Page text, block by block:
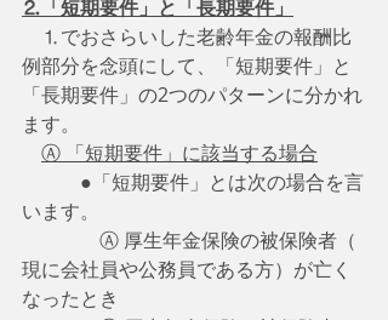
⒉「短期要件」と「長期要件」
⒈でおさらいした老齢年金の報酬比
例部分を念頭にして、「短期要件」と
「長期要件」の2つのパターンに分かれ
ます。
Ⓐ 「短期要件」に該当する場合
●「短期要件」とは次の場合を言
います。
Ⓐ 厚生年金保険の被保険者（
現に会社員や公務員である方）が亡く
なったとき